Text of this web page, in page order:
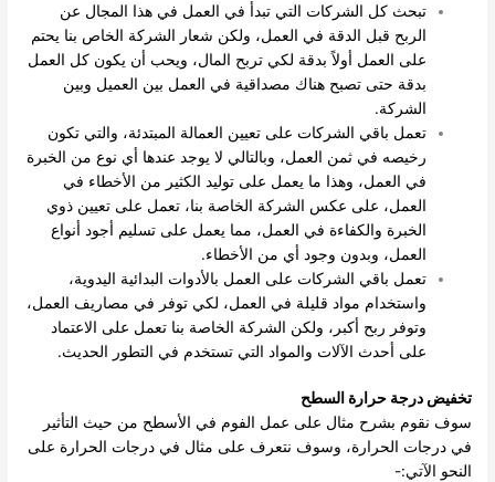
تبحث كل الشركات التي تبدأ في العمل في هذا المجال عن
الربح قبل الدقة في العمل، ولكن شعار الشركة الخاص بنا يحتم
على العمل أولاً بدقة لكي تربح المال، ويحب أن يكون كل العمل
بدقة حتى تصبح هناك مصداقية في العمل بين العميل وبين
الشركة.
تعمل باقي الشركات على تعيين العمالة المبتدئة، والتي تكون
رخيصه في ثمن العمل، وبالتالي لا يوجد عندها أي نوع من الخبرة
في العمل، وهذا ما يعمل على توليد الكثير من الأخطاء في
العمل، على عكس الشركة الخاصة بنا، تعمل على تعيين ذوي
الخبرة والكفاءة في العمل، مما يعمل على تسليم أجود أنواع
العمل، وبدون وجود أي من الأخطاء.
تعمل باقي الشركات على العمل بالأدوات البدائية اليدوية،
واستخدام مواد قليلة في العمل، لكي توفر في مصاريف العمل،
وتوفر ربح أكبر، ولكن الشركة الخاصة بنا تعمل على الاعتماد
على أحدث الآلات والمواد التي تستخدم في التطور الحديث.
تخفيض درجة حرارة السطح
سوف نقوم بشرح مثال على عمل الفوم في الأسطح من حيث التأثير
في درجات الحرارة، وسوف نتعرف على مثال في درجات الحرارة على
النحو الآتي:-